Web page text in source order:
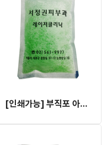
[인쇄가능] 부직포 아이스팩 100개, 200개